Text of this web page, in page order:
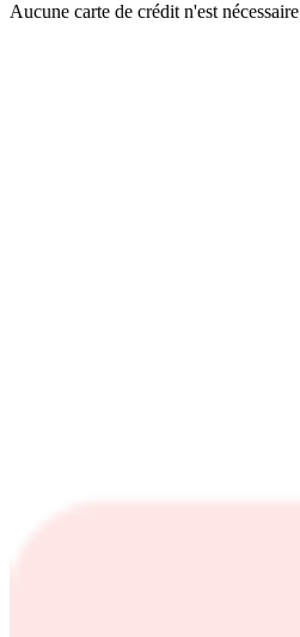
Aucune carte de crédit n'est nécessaire